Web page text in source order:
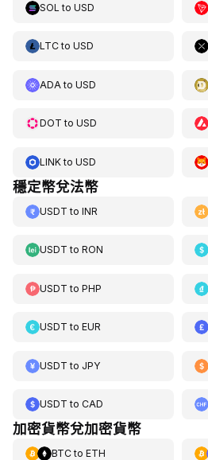
SOL to USD
LTCto USD
ADA to USD
DOT to USD
LINKto USD
穩定幣兌法幣
USDT to INR
USDT to RON
USDT to PHP
USDT to EUR
USDT to JPY
USDT to CAD
加密貨幣兌加密貨幣
BTCto ETH